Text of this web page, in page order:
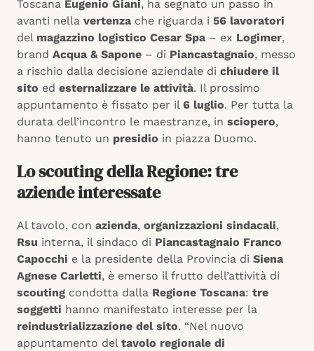
Toscana Eugenio Giani, ha segnato un passo in
avanti nella vertenza che riguarda i 56 lavoratori
del magazzino logistico Cesar Spa – ex Logimer,
brand Acqua & Sapone – di Piancastagnaio, messo
a rischio dalla decisione aziendale di chiudere il
sito ed esternalizzare le attività. Il prossimo
appuntamento è fissato per il 6 luglio. Per tutta la
durata dell’incontro le maestranze, in sciopero,
hanno tenuto un presidio in piazza Duomo.
Lo scouting della Regione: tre
aziende interessate
Al tavolo, con azienda, organizzazioni sindacali,
Rsu interna, il sindaco di Piancastagnaio Franco
Capocchi e la presidente della Provincia di Siena
Agnese Carletti, è emerso il frutto dell’attività di
scouting condotta dalla Regione Toscana: tre
soggetti hanno manifestato interesse per la
reindustrializzazione del sito. “Nel nuovo
appuntamento del tavolo regionale di